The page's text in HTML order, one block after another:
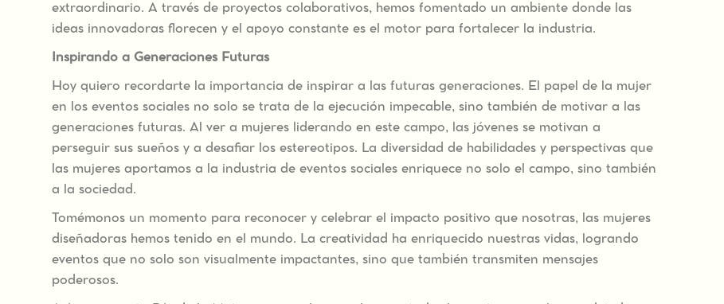
extraordinario. A través de proyectos colaborativos, hemos fomentado un ambiente donde las
ideas innovadoras florecen y el apoyo constante es el motor para fortalecer la industria.
Inspirando a Generaciones Futuras
Hoy quiero recordarte la importancia de inspirar a las futuras generaciones. El papel de la mujer
en los eventos sociales no solo se trata de la ejecución impecable, sino también de motivar a las
generaciones futuras. Al ver a mujeres liderando en este campo, las jóvenes se motivan a
perseguir sus sueños y a desafiar los estereotipos. La diversidad de habilidades y perspectivas que
las mujeres aportamos a la industria de eventos sociales enriquece no solo el campo, sino también
a la sociedad.
Tomémonos un momento para reconocer y celebrar el impacto positivo que nosotras, las mujeres
diseñadoras hemos tenido en el mundo. La creatividad ha enriquecido nuestras vidas, logrando
eventos que no solo son visualmente impactantes, sino que también transmiten mensajes
poderosos.